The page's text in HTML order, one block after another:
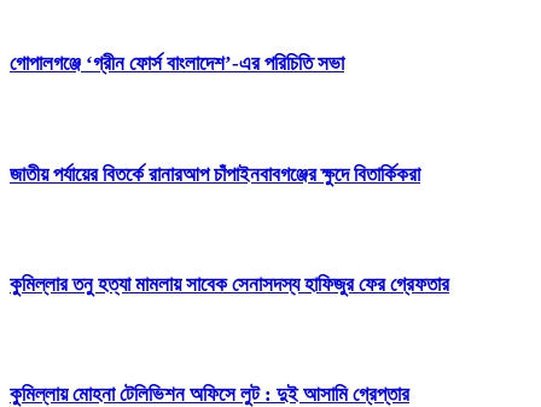
গোপালগঞ্জে ‘গ্রীন ফোর্স বাংলাদেশ’-এর পরিচিতি সভা
জাতীয় পর্যায়ের বিতর্কে রানারআপ চাঁপাইনবাবগঞ্জের ক্ষুদে বিতার্কিকরা
কুমিল্লার তনু হত্যা মামলায় সাবেক সেনাসদস্য হাফিজুর ফের গ্রেফতার
কুমিল্লায় মোহনা টেলিভিশন অফিসে লুট : দুই আসামি গ্রেপ্তার